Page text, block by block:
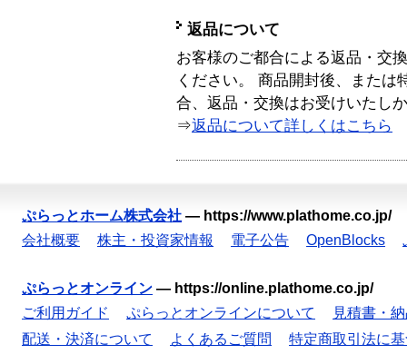
返品について
お客様のご都合による返品・交
ください。 商品開封後、または
合、返品・交換はお受けいたし
⇒返品について詳しくはこちら
ぷらっとホーム株式会社 — https://www.plathome.co.jp/
会社概要
株主・投資家情報 電子公告 OpenBlocks
ぷらっとオンライン — https://online.plathome.co.jp/
ご利用ガイド
ぷらっとオンラインについて
見積書・
配送・決済について
よくあるご質問
特定商取引法に